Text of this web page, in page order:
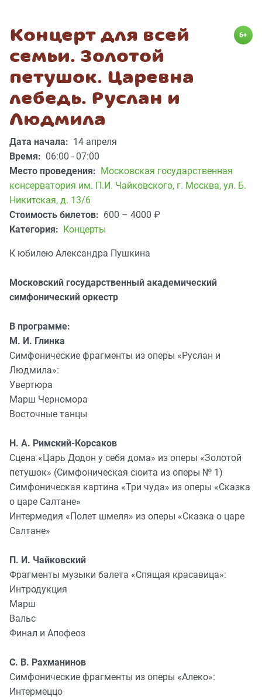
Концерт для всей
семьи. Золотой
петушок. Царевна
лебедь. Руслан и
Людмила
6+
Дата начала: 14 апреля
Время: 06:00 - 07:00
Место проведения: Московская государственная
консерватория им. П.И. Чайковского, г. Москва, ул. Б.
Никитская, д. 13/6
Стоимость билетов: 600 – 4000 ₽
Категория:
Концерты
К юбилею Александра Пушкина
Московский государственный академический
симфонический оркестр
В программе:
М. И. Глинка
Симфонические фрагменты из оперы «Руслан и
Людмила»:
Увертюра
Марш Черномора
Восточные танцы
Н. А. Римский-Корсаков
Сцена «Царь Додон у себя дома» из оперы «Золотой
петушок» (Симфоническая сюита из оперы № 1)
Симфоническая картина «Три чуда» из оперы «Сказка
о царе Салтане»
Интермедия «Полет шмеля» из оперы «Сказка о царе
Салтане»
П. И. Чайковский
Фрагменты музыки балета «Спящая красавица»:
Интродукция
Марш
Вальс
Финал и Апофеоз
С. В. Рахманинов
Симфонические фрагменты из оперы «Алеко»:
Интермеццо